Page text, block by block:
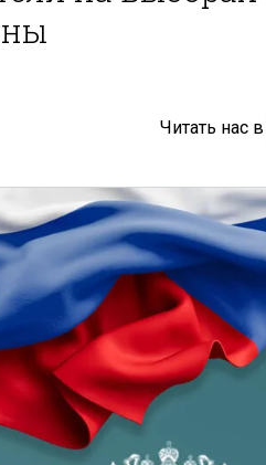
Читать нас в